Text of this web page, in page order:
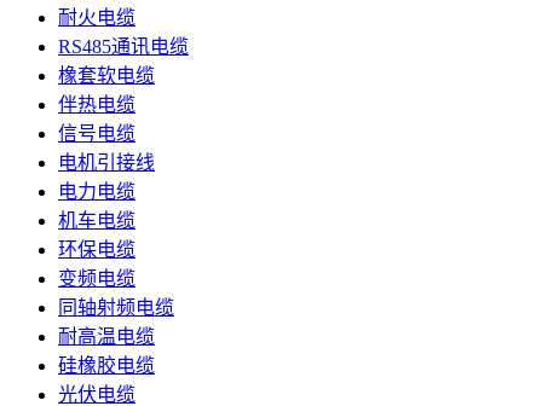
耐火电缆
RS485通讯电缆
橡套软电缆
伴热电缆
信号电缆
电机引接线
电力电缆
机车电缆
环保电缆
变频电缆
同轴射频电缆
耐高温电缆
硅橡胶电缆
光伏电缆